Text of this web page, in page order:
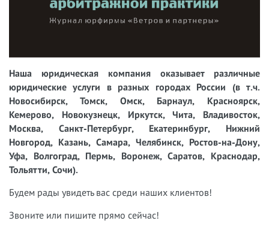
Наша юридическая компания оказывает различные
юридические услуги в разных городах России (в т.ч.
Новосибирск, Томск, Омск, Барнаул, Красноярск,
Кемерово, Новокузнецк, Иркутск, Чита, Владивосток,
Москва, Санкт-Петербург, Екатеринбург, Нижний
Новгород, Казань, Самара, Челябинск, Ростов-на-Дону,
Уфа, Волгоград, Пермь, Воронеж, Саратов, Краснодар,
Тольятти, Сочи).
Будем рады увидеть вас среди наших клиентов!
Звоните или пишите прямо сейчас!